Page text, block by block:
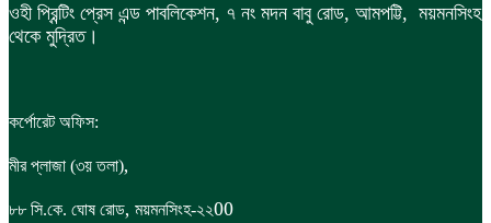
ওহী প্রিন্টিং প্রেস এন্ড পাবলিকেশন, ৭ নং মদন বাবু রোড, আমপট্টি, ময়মনসিংহ
থেকে মুদ্রিত।
কর্পোরেট অফিস:
মীর প্লাজা (৩য় তলা),
৮৮ সি.কে. ঘোষ রোড, ময়মনসিংহ-২২00